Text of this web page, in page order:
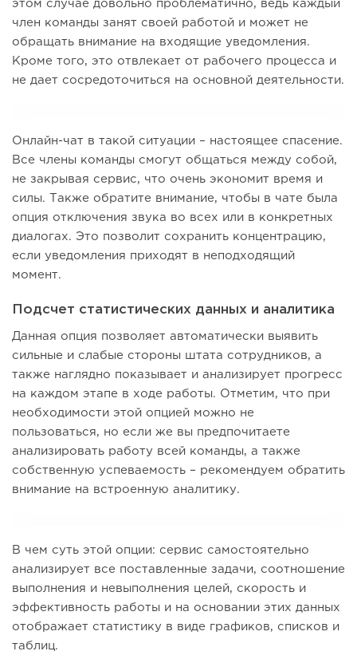
этом случае довольно проблематично, ведь каждый
член команды занят своей работой и может не
обращать внимание на входящие уведомления.
Кроме того, это отвлекает от рабочего процесса и
не дает сосредоточиться на основной деятельности.
Онлайн-чат в такой ситуации – настоящее спасение.
Все члены команды смогут общаться между собой,
не закрывая сервис, что очень экономит время и
силы. Также обратите внимание, чтобы в чате была
опция отключения звука во всех или в конкретных
диалогах. Это позволит сохранить концентрацию,
если уведомления приходят в неподходящий
момент.
Подсчет статистических данных и аналитика
Данная опция позволяет автоматически выявить
сильные и слабые стороны штата сотрудников, а
также наглядно показывает и анализирует прогресс
на каждом этапе в ходе работы. Отметим, что при
необходимости этой опцией можно не
пользоваться, но если же вы предпочитаете
анализировать работу всей команды, а также
собственную успеваемость – рекомендуем обратить
внимание на встроенную аналитику.
В чем суть этой опции: сервис самостоятельно
анализирует все поставленные задачи, соотношение
выполнения и невыполнения целей, скорость и
эффективность работы и на основании этих данных
отображает статистику в виде графиков, списков и
таблиц.